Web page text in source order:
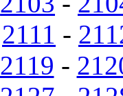
2111 -
2119 -